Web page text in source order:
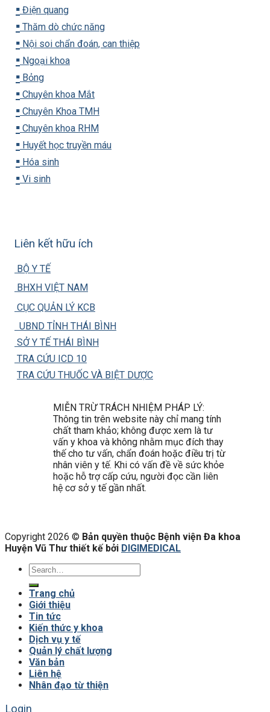
▪️ Điện quang
▪️ Thăm dò chức năng
▪️ Nội soi chẩn đoán, can thiệp
▪️ Ngoại khoa
▪️ Bỏng
▪️ Chuyên khoa Mắt
▪️ Chuyên Khoa TMH
▪️ Chuyên khoa RHM
▪️ Huyết học truyền máu
▪️ Hóa sinh
▪️ Vi sinh
Liên kết hữu ích
BỘ Y TẾ
BHXH VIỆT NAM
CỤC QUẢN LÝ KCB
UBND TỈNH THÁI BÌNH
SỞ Y TẾ THÁI BÌNH
TRA CỨU ICD 10
TRA CỨU THUỐC VÀ BIỆT DƯỢC
MIỄN TRỪ TRÁCH NHIỆM PHÁP LÝ:
Thông tin trên website này chỉ mang tính
chất tham khảo; không được xem là tư
vấn y khoa và không nhằm mục đích thay
thế cho tư vấn, chẩn đoán hoặc điều trị từ
nhân viên y tế. Khi có vấn đề về sức khỏe
hoặc hỗ trợ cấp cứu, người đọc cần liên
hệ cơ sở y tế gần nhất.
Copyright 2026 © Bản quyền thuộc Bệnh viện Đa khoa
Huyện Vũ Thư thiết kế bởi DIGIMEDICAL
Trang chủ
Giới thiệu
Tin tức
Kiến thức y khoa
Dịch vụ y tế
Quản lý chất lượng
Văn bản
Liên hệ
Nhân đạo từ thiện
Login